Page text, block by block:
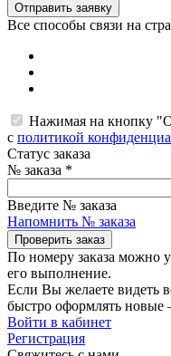
Отправить заявку
Все способы связи на
Нажимая на кнопку
с политикой
Статус заказа
№ заказа *
Введите № заказа
Напомнить № заказа
Проверить заказ
По номеру заказа можно
его выполнение.
Если Вы желаете видеть
быстро оформлять
Войти в кабинет
Регистрация